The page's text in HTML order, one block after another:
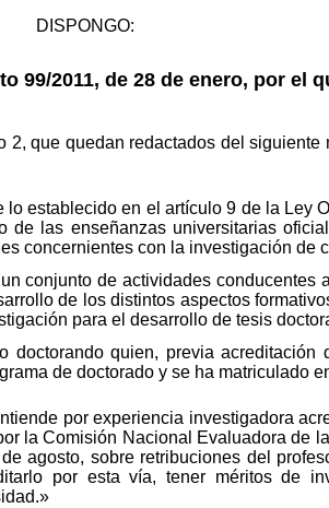
DISPONGO:
99/2011, de 28 de enero, por el
que quedan redactados del siguiente
establecido en el artículo 9 de la Ley
de las enseñanzas universitarias
concernientes con la investigación de
conjunto de actividades conducentes
de los distintos aspectos
para el desarrollo de tesis
quien, previa acreditación
de doctorado y se ha matriculado
por experiencia investigadora
la Comisión Nacional Evaluadora de
agosto, sobre retribuciones del
por esta vía, tener méritos de